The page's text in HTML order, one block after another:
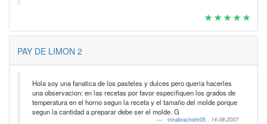
PAY DE LIMON 2
Hola soy una fanatica de los pasteles y dulces pero queria hacerles
una observacion: en las recetas por favor especifiquen los grados de
temperatura en el horno segun la receta y el tamaño del molde porque
segun la cantidad a preparar debe ser el molde. G
trinabrachoht05 , 14-08-2007